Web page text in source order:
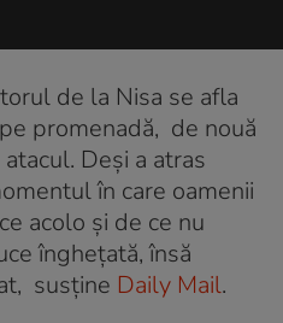
de la Nisa se afla
promenadă, de nouă
Deși a atras
în care oamenii
acolo și de ce nu
înghețată, însă
susține Daily Mail.